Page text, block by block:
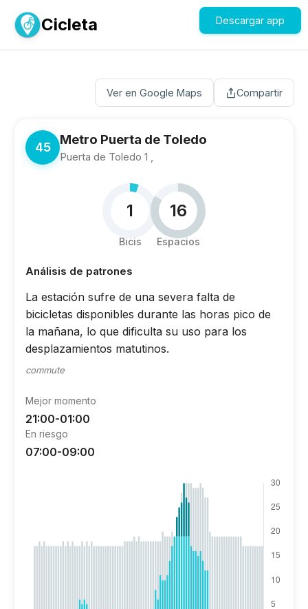
Cicleta Descargar app
Ver en Google Maps Compartir
45 Metro Puerta de Toledo
Puerta de Toledo 1 ,
1
Bicis
16
Espacios
Análisis de patrones
La estación sufre de una severa falta de
bicicletas disponibles durante las horas pico de
la mañana, lo que dificulta su uso para los
desplazamientos matutinos.
commute
Mejor momento
21:00-01:00
En riesgo
07:00-09:00